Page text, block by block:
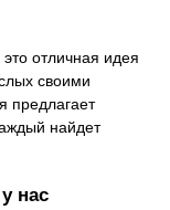
отличная идея
своими
предлагает
найдет
нас